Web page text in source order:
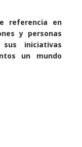
referencia en
y personas
iniciativas
un mundo